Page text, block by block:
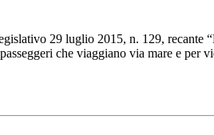
29 luglio 2015, n. 129, recante
che viaggiano via mare e per